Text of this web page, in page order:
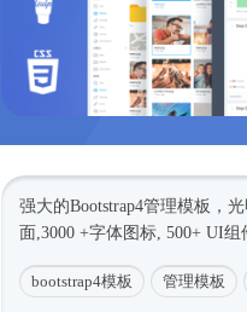
强大的Bootstrap4管理模板，
面,3000 +字体图标, 500+ UI
bootstrap4模板 管理模板